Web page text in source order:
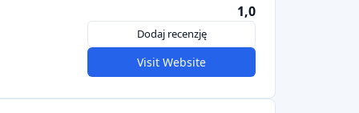
1,0
Dodaj recenzję
Visit Website